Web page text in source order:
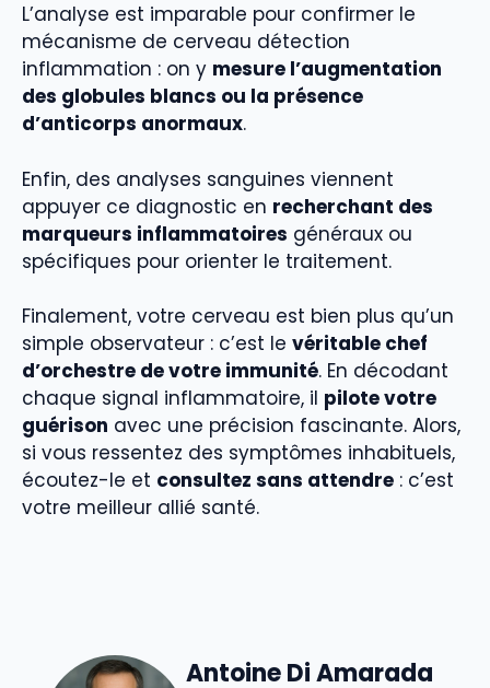
L’analyse est imparable pour confirmer le
mécanisme de cerveau détection
inflammation : on y mesure l’augmentation
des globules blancs ou la présence
d’anticorps anormaux.
Enfin, des analyses sanguines viennent
appuyer ce diagnostic en recherchant des
marqueurs inflammatoires généraux ou
spécifiques pour orienter le traitement.
Finalement, votre cerveau est bien plus qu’un
simple observateur : c’est le véritable chef
d’orchestre de votre immunité. En décodant
chaque signal inflammatoire, il pilote votre
guérison avec une précision fascinante. Alors,
si vous ressentez des symptômes inhabituels,
écoutez-le et consultez sans attendre : c’est
votre meilleur allié santé.
Antoine Di Amarada